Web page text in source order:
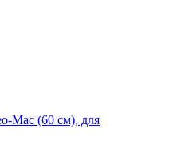
Mac (60 см), для